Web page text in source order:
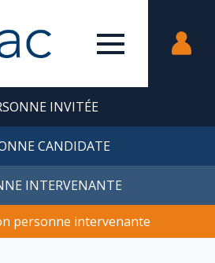
INVITÉE
CANDIDATE
INTERVENANTE
personne intervenante